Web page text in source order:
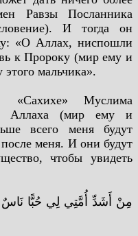
Равзы Посланника
И тогда он
«О Аллах, ниспошли
к Пророку (мир ему и
этого мальчика».
Муслима
Аллаха (мир ему и
всего меня будут
меня. И они будут
чтобы увидеть
مِنْ أَشَدِّ أُمَّتِي لِي حُبًّا نَاسٌ